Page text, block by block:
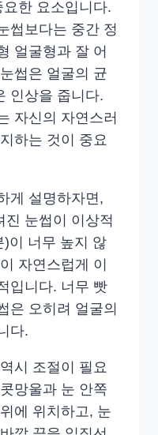
한 요소입니다.
썹보다는 중간 정
얼굴형과 잘 어
썹은 얼굴의 균
인상을 줍니다.
자신의 자연스러
하는 것이 중요
게 설명하자면,
진 눈썹이 이상적
)이 너무 높지 않
자연스럽게 이
입니다. 너무 빳
은 오히려 얼굴의
다.
시 조절이 필요
망울과 눈 안쪽
에 위치하고, 눈